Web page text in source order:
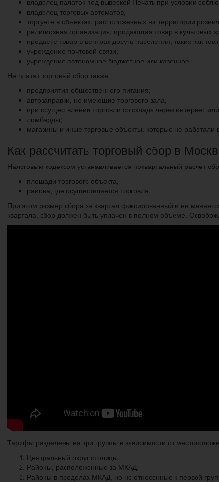
владелец торговых автоматов;
торгуете в объектах, расположенных на территории
религиозная организация, продающая товар в культовых
продаете товар в центрах досуга населения, таких как
учреждение почтовой связи;
учреждение автономное бюджетное или казенное.
Не платят торговый сбор также:
предприятия общественного питания;
автозаправки, не имеющие торгового зала;
при осуществлении торговли со склада через интернет
ломбарды;
магазины и иные торговые объекты, которые не работали
Как рассчитать торговый сбор в
Налоговым кодексом устанавливается поквартальный расчет
площади торгового объекта;
района, где осуществляется торговля.
При этом размер сбора за квартал фиксированный и не
квартала, сбор должен быть уплачен в полном объеме.
Тарифы разделены на три группы в зависимости от
Центральный округ столицы.
Районы, расположенные за МКАД.
Районы в пределах МКАД, но не отнесенные к первой